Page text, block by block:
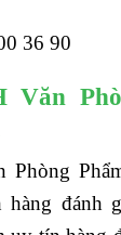
36 90
Văn
hàng đánh